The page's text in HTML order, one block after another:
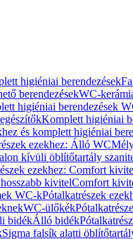
higiéniai berendezések
berendezésekWC-
higiéniai berendezések
Komplett higiéniai
és komplett higiéniai
ezekhez: Álló WC
kívüli öblítőtartály
ezekhez: Comfort
kivitelComfort
WC-kPótalkatrészek
WC-ülőkék
bidékÁlló bidék
Sigma falsík alatti